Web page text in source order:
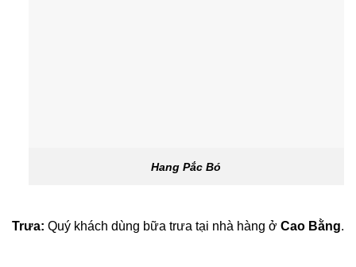
Hang Pắc Bó
Trưa: Quý khách dùng bữa trưa tại nhà hàng ở Cao Bằng.